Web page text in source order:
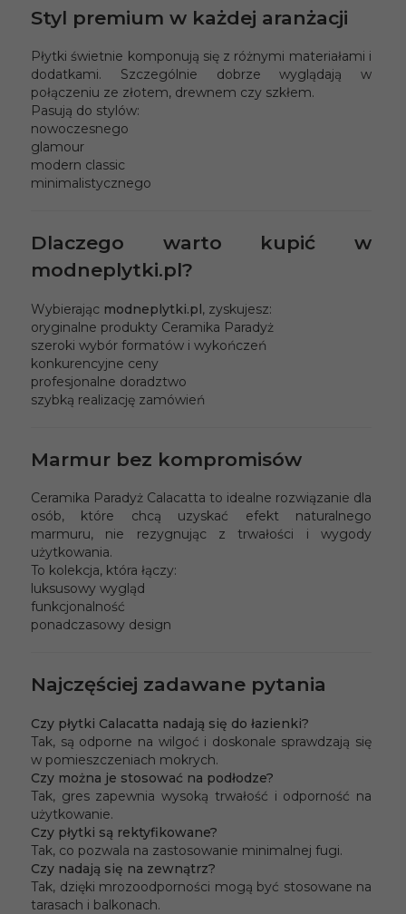
Styl premium w każdej aranżacji
Płytki świetnie komponują się z różnymi materiałami i
dodatkami. Szczególnie dobrze wyglądają w
połączeniu ze złotem, drewnem czy szkłem.
Pasują do stylów:
nowoczesnego
glamour
modern classic
minimalistycznego
Dlaczego warto kupić w
modneplytki.pl?
Wybierając modneplytki.pl, zyskujesz:
oryginalne produkty Ceramika Paradyż
szeroki wybór formatów i wykończeń
konkurencyjne ceny
profesjonalne doradztwo
szybką realizację zamówień
Marmur bez kompromisów
Ceramika Paradyż Calacatta to idealne rozwiązanie dla
osób, które chcą uzyskać efekt naturalnego
marmuru, nie rezygnując z trwałości i wygody
użytkowania.
To kolekcja, która łączy:
luksusowy wygląd
funkcjonalność
ponadczasowy design
Najczęściej zadawane pytania
Czy płytki Calacatta nadają się do łazienki?
Tak, są odporne na wilgoć i doskonale sprawdzają się
w pomieszczeniach mokrych.
Czy można je stosować na podłodze?
Tak, gres zapewnia wysoką trwałość i odporność na
użytkowanie.
Czy płytki są rektyfikowane?
Tak, co pozwala na zastosowanie minimalnej fugi.
Czy nadają się na zewnątrz?
Tak, dzięki mrozoodporności mogą być stosowane na
tarasach i balkonach.